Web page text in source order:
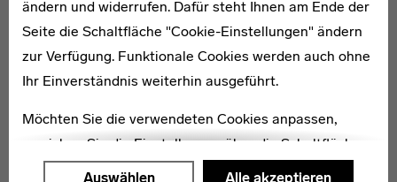
ändern und widerrufen. Dafür steht Ihnen am Ende der
Seite die Schaltfläche "Cookie-Einstellungen" ändern
zur Verfügung. Funktionale Cookies werden auch ohne
Ihr Einverständnis weiterhin ausgeführt.
Möchten Sie die verwendeten Cookies anpassen,
erreichen Sie die Einstellungen über die Schaltfläche
"Auswählen".
Auswählen Alle akzeptieren